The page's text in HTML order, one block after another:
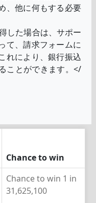
、他に何もする必要
した場合は、サポー
て、請求フォームに
れにより、銀行振込
ことができます。</
Chance to win
Chance to win 1 in
31,625,100